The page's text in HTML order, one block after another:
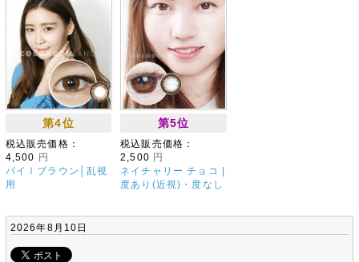
第4位
税込販売価格：
4,500
円
パイⅠブラウン│乱視
用
第5位
税込販売価格：
2,500 円
ネイチャリー チョコ |
度あり(近視)・度なし
2026年8月10日